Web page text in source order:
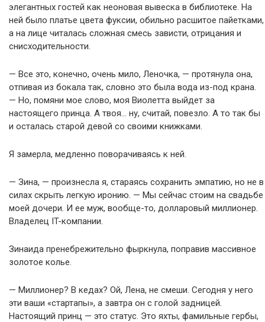
элегантных гостей как неоновая вывеска в библиотеке. На
ней было платье цвета фуксии, обильно расшитое пайетками,
а на лице читалась сложная смесь зависти, отрицания и
снисходительности.
— Все это, конечно, очень мило, Леночка, — протянула она,
отпивая из бокала так, словно это была вода из-под крана.
— Но, помяни мое слово, моя Виолетта выйдет за
настоящего принца. А твоя… ну, считай, повезло. А то так бы
и осталась старой девой со своими книжками.
Я замерла, медленно поворачиваясь к ней.
— Зина, — произнесла я, стараясь сохранить эмпатию, но не в
силах скрыть легкую иронию. — Мы сейчас стоим на свадьбе
моей дочери. И ее муж, вообще-то, долларовый миллионер.
Владелец IT-компании.
Зинаида пренебрежительно фыркнула, поправив массивное
золотое колье.
— Миллионер? В кедах? Ой, Лена, не смеши. Сегодня у него
эти ваши «стартапы», а завтра он с голой задницей.
Настоящий принц — это статус. Это яхты, фамильные гербы,